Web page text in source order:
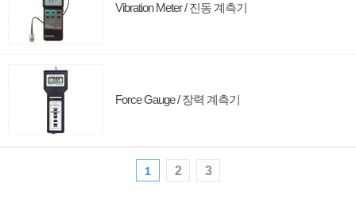
Vibration Meter / 진동 계측기
Force Gauge / 장력 계측기
1 2 3